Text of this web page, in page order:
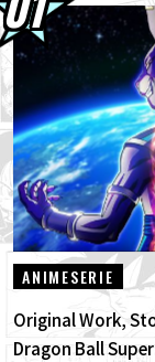
ANIMESERIE
Original Work,
Dragon Ball